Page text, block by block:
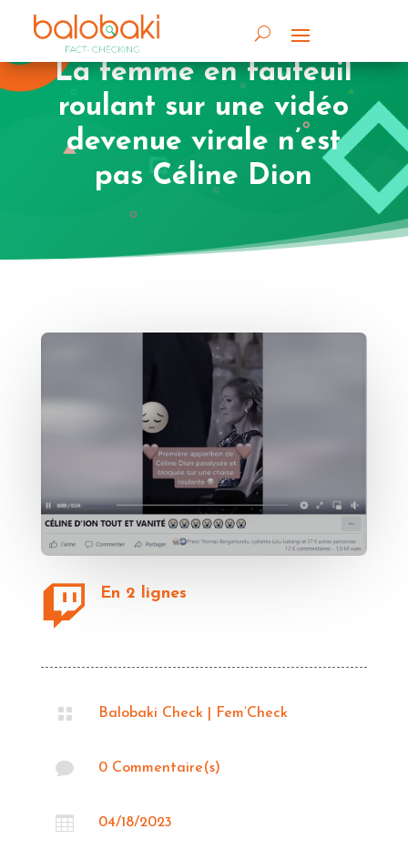
La femme en fauteuil
roulant sur une vidéo
devenue virale n’est
pas Céline Dion
 En 2 lignes
 Balobaki Check Fem’Check
 0 Commentaire(s)
 04/18/2023